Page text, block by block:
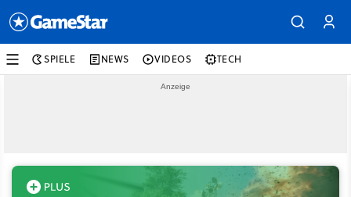
SPIELE NEWS VIDEOS TECH